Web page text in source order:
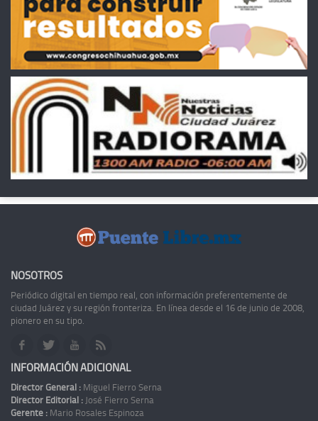
NOSOTROS
Periódico digital en tiempo real, con información preferentemente de
ciudad Juárez y su región fronteriza. En línea desde el 16 de junio de 2008,
pionero en su tipo.
INFORMACIÓN ADICIONAL
Director General : Miguel Fierro Serna
Director Editorial : José Fierro Serna
Gerente : Mario Rosales Espinoza